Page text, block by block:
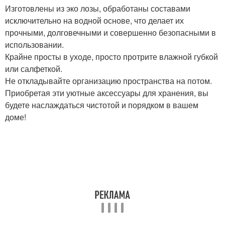
Изготовлены из эко лозы, обработаны составами
исключительно на водной основе, что делает их
прочными, долговечными и совершенно безопасными в
использовании.
Крайне просты в уходе, просто протрите влажной губкой
или салфеткой.
Не откладывайте организацию пространства на потом.
Приобретая эти уютные аксессуары для хранения, вы
будете наслаждаться чистотой и порядком в вашем
доме!